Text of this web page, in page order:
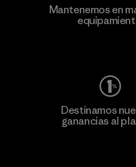
Mantenemos en
Destinamos
ganancias al